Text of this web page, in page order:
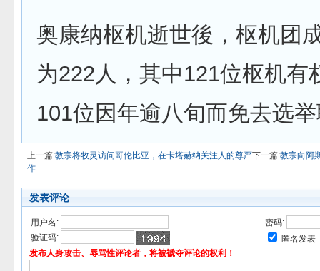
奥康纳枢机逝世後，枢机团
为222人，其中121位枢机有
101位因年逾八旬而免去选
上一篇:教宗将牧灵访问哥伦比亚，在卡塔赫纳关注人的尊严下一篇:教宗向阿
作
发表评论
用户名:
密码:
验证码:
匿名发表
发布人身攻击、辱骂性评论者，将被褫夺评论的权利！